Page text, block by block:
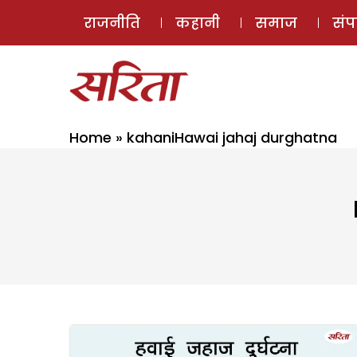
राजनीति कहानी समाज
Home » kahaniHawai jahaj durghatna